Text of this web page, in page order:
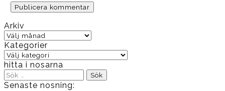
Arkiv
Arkiv
Kategorier
Kategorier
hitta i nosarna
Sök
efter:
Senaste nosning: